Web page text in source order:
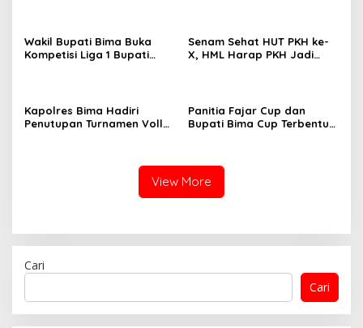
Wakil Bupati Bima Buka
Kompetisi Liga 1 Bupati
Senam Sehat HUT PKH ke-
X, HML Harap PKH Jadi
Kapolres Bima Hadiri
Penutupan Turnamen Volly
Panitia Fajar Cup dan
Bupati Bima Cup Terbentuk,
View More
Cari
Cari